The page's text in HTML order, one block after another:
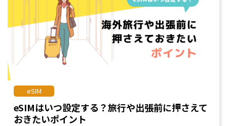
eSIM
eSIMはいつ設定する？旅行や出張前に押さえて
おきたいポイント